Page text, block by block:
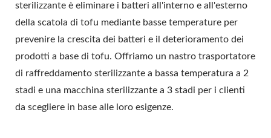
sterilizzante è eliminare i batteri all'interno e all'esterno
della scatola di tofu mediante basse temperature per
prevenire la crescita dei batteri e il deterioramento dei
prodotti a base di tofu. Offriamo un nastro trasportatore
di raffreddamento sterilizzante a bassa temperatura a 2
stadi e una macchina sterilizzante a 3 stadi per i clienti
da scegliere in base alle loro esigenze.